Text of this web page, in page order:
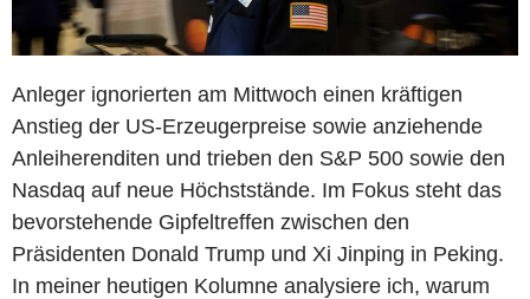
Anleger ignorierten am Mittwoch einen kräftigen
Anstieg der US-Erzeugerpreise sowie anziehende
Anleiherenditen und trieben den S&P 500 sowie den
Nasdaq auf neue Höchststände. Im Fokus steht das
bevorstehende Gipfeltreffen zwischen den
Präsidenten Donald Trump und Xi Jinping in Peking.
In meiner heutigen Kolumne analysiere ich, warum